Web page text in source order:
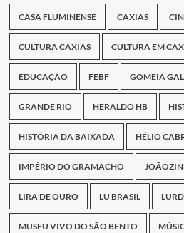
CASA FLUMINENSE CAXIAS
CULTURA CAXIAS CULTURA EM
EDUCAÇÃO FEBF GOMEIA
GRANDE RIO HERALDO HB
HISTÓRIA DA BAIXADA HÉLIO
IMPÉRIO DO GRAMACHO
LIRA DE OURO LU BRASIL
MUSEU VIVO DO SÃO BENTO